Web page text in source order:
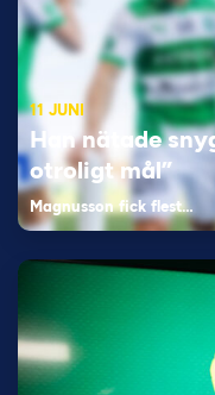
11 JUNI
Han nätade
otroligt mål”
Magnusson fick flest…